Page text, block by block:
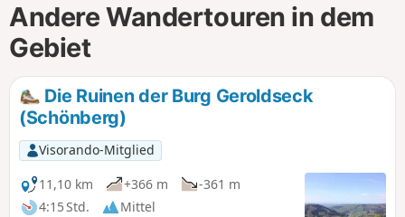
Andere Wandertouren in dem
Gebiet
Die Ruinen der Burg Geroldseck
(Schönberg)
Visorando-Mitglied
11,10 km
+366 m
-361 m
4:15 Std.
Mittel